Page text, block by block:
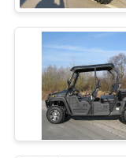
بچه